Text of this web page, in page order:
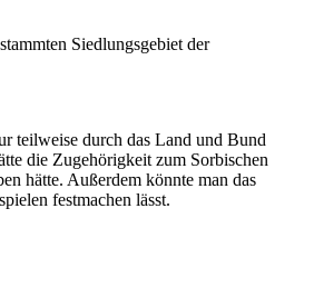
Siedlungsgebiet der
teilweise durch das Land und Bund
die Zugehörigkeit zum Sorbischen
hätte. Außerdem könnte man das
festmachen lässt.